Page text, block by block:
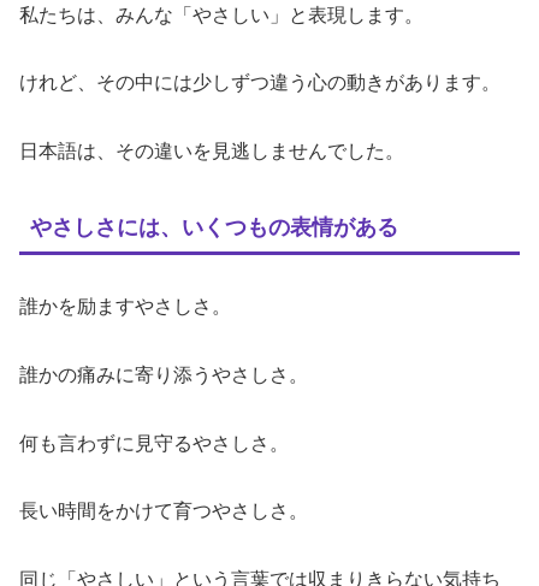
私たちは、みんな「やさしい」と表現します。
けれど、その中には少しずつ違う心の動きがあります。
日本語は、その違いを見逃しませんでした。
やさしさには、いくつもの表情がある
誰かを励ますやさしさ。
誰かの痛みに寄り添うやさしさ。
何も言わずに見守るやさしさ。
長い時間をかけて育つやさしさ。
同じ「やさしい」という言葉では収まりきらない気持ち